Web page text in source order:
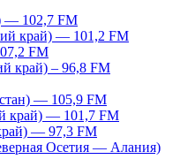
— 102,7 FM
край) — 101,2 FM
FM
край) – 96,8 FM
— 105,9 FM
край) — 101,7 FM
— 97,3 FM
Осетия — Алания)